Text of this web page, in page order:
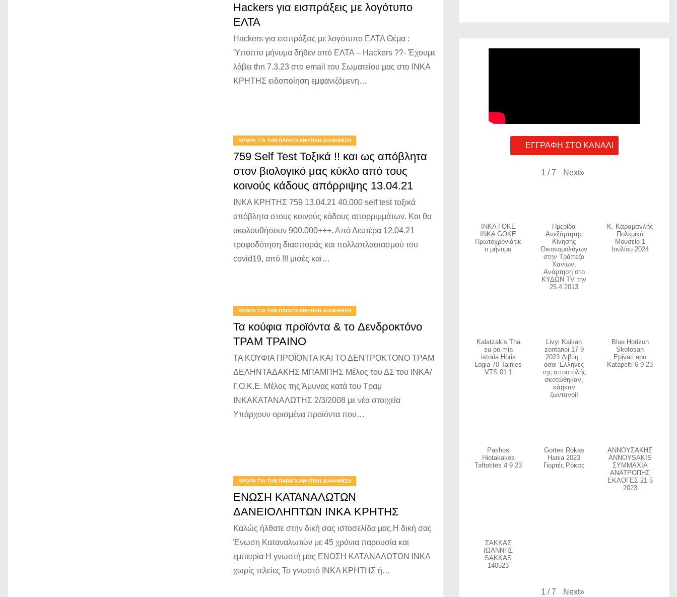
Hackers για εισπράξεις με λογότυπο
ΕΛΤΑ
Hackers για εισπράξεις με λογότυπο ΕΛΤΑ Θέμα :
Ύποπτο μήνυμα δήθεν από ΕΛΤΑ – Hackers ??- Έχουμε
λάβει thn 7.3.23 στο email του Σωματείου μας στο ΙΝΚΑ
ΚΡΗΤΗΣ ειδοποίηση εμφανιζόμενη…
ΆΡΘΡΑ ΓΙΑ ΤΗΝ ΠΑΡΑΠΛΑΝΗΤΙΚΉ ΔΙΑΦΉΜΙΣΗ
759 Self Test Τοξικά !! και ως απόβλητα
στον βιολογικό μας κύκλο από τους
κοινούς κάδους απόρριψης 13.04.21
ΙΝΚΑ ΚΡΗΤΗΣ 759 13.04.21 40.000 self test τοξικά
απόβλητα στους κοινούς κάδους απορριμμάτων. Και θα
ακολουθήσουν 900.000+++. Από Δευτέρα 12.04.21
τροφοδότηση διασποράς και πολλαπλασιασμού του
covid19, από !!! μισές και…
ΆΡΘΡΑ ΓΙΑ ΤΗΝ ΠΑΡΑΠΛΑΝΗΤΙΚΉ ΔΙΑΦΉΜΙΣΗ
Τα κούφια προϊόντα & το Δενδροκτόνο
ΤΡΑΜ ΤΡΑΙΝΟ
ΤΑ ΚΟΥΦΙΑ ΠΡΟΪΟΝΤΑ ΚΑΙ ΤΟ ΔΕΝΤΡΟΚΤΟΝΟ ΤΡΑΜ
ΔΕΛΗΝΤΑΔΑΚΗΣ ΜΠΑΜΠΗΣ Μέλος του ΔΣ του ΙΝΚΑ/
Γ.Ο.Κ.Ε. Μέλος της Άμυνας κατά του Τραμ
ΙΝΚΑΚΑΤΑΝΑΛΩΤΗΣ 2/3/2008 με νέα στοιχεία
Υπάρχουν ορισμένα προϊόντα που…
ΆΡΘΡΑ ΓΙΑ ΤΗΝ ΠΑΡΑΠΛΑΝΗΤΙΚΉ ΔΙΑΦΉΜΙΣΗ
ΕΝΩΣΗ ΚΑΤΑΝΑΛΩΤΩΝ
ΔΑΝΕΙΟΛΗΠΤΩΝ ΙΝΚΑ ΚΡΗΤΗΣ
Καλώς ήλθατε στην δική σας ιστοσελίδα μας.Η δική σας
Ένωση Καταναλωτών με 45 χρόνια παρουσία και
εμπειρία Η γνωστή μας ΕΝΩΣΗ ΚΑΤΑΝΑΛΩΤΩΝ INKA
χωρίς τελείες Το γνωστό ΙΝΚΑ ΚΡΗΤΗΣ ή…
ΕΓΓΡΑΦΗ ΣΤΟ ΚΑΝΑΛΙ
1 / 7 Next»
ΙΝΚΑ ΓΟΚΕ
INKA GOKE
Πρωτοχρονιάτικ
ο μήνυμα
Ημερίδα
Ανεξάρτητης
Κίνησης
Οικονομολόγων
στην Τράπεζα
Χανίων.
Ανάρτηση στο
ΚΥΔΩΝ TV την
25.4.2013
Κ. Καραμανλής
Πολεμικό
Μουσείο 1
Ιουλίου 2024
Kalatzakis Tha
su po mia
istoria Horis
Logia 70 Tainies
VTS 01 1
Livyi Kaikan
zontanoi 17 9
2023 Λιβύη :
όσοι Έλληνες
της αποστολής
σκοτώθηκαν,
κάηκαν
ζωντανοί!
Blue Horizon
Skotosan
Epivati apo
Katapelti 6 9 23
Pashos
Hiotakakos
Taftotites 4 9 23
Gortes Rokas
Hania 2023
Γιορτές Ρόκας
ΑΝΝΟΥΣΑΚΗΣ
ANNOYSAKIS
ΣΥΜΜΑΧΙΑ
ΑΝΑΤΡΟΠΗΣ
ΕΚΛΟΓΕΣ 21 5
2023
ΣΑΚΚΑΣ
ΙΩΑΝΝΗΣ
SAKKAS
140523
1 / 7 Next»